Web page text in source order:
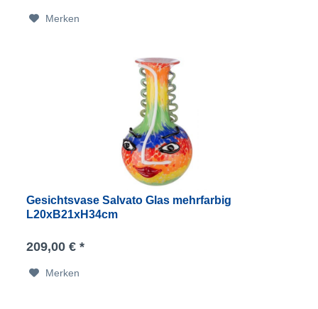
Merken
Gesichtsvase Salvato Glas mehrfarbig
L20xB21xH34cm
209,00 € *
Merken